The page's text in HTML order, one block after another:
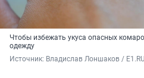
Чтобы избежать укуса опасных
одежду
Источник: Владислав Лоншаков / E1.RU